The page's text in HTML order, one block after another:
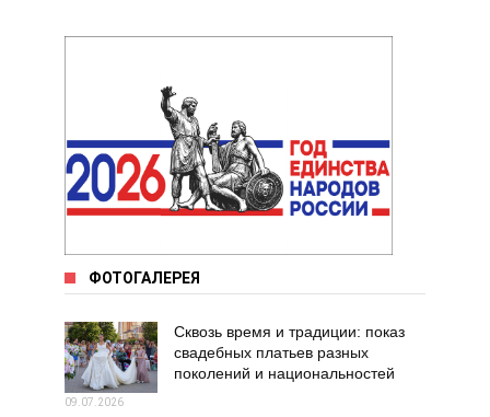
ФОТОГАЛЕРЕЯ
Сквозь время и традиции: показ
свадебных платьев разных
поколений и национальностей
09.07.2026